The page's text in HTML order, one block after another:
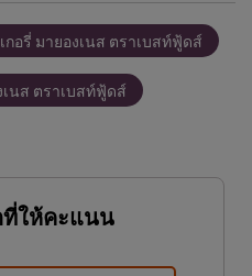
กอรี่ มายองเนส ตราเบสท์ฟู้ดส์
เนส ตราเบสท์ฟู้ดส์
ให้คะแนน